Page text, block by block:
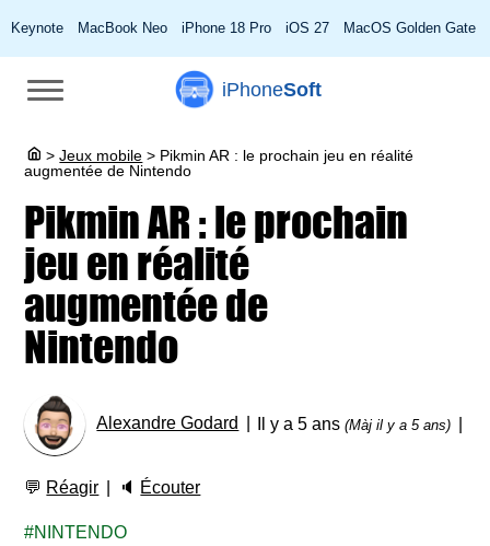
Keynote MacBook Neo iPhone 18 Pro iOS 27 MacOS Golden Gate
iPhoneSoft
> Jeux mobile > Pikmin AR : le prochain jeu en réalité
augmentée de Nintendo
Pikmin AR : le prochain
jeu en réalité
augmentée de
Nintendo
Alexandre Godard Il y a 5 ans(Màj il y a 5 ans)
💬 Réagir 🔈 Écouter
NINTENDO